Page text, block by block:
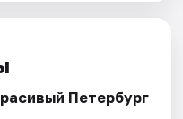
Петербург